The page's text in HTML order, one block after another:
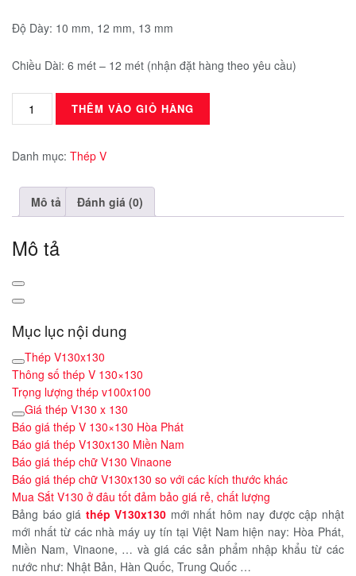
Độ Dày: 10 mm, 12 mm, 13 mm
Chiều Dài: 6 mét – 12 mét (nhận đặt hàng theo yêu cầu)
Thép
lượng
THÊM VÀO GIỎ HÀNG
Danh mục: Thép V
Mô tả Đánh giá (0)
Mô tả
Mục lục nội dung
Thép V130x130
Thông số thép V 130×130
Trọng lượng thép v100x100
Giá thép V130 x 130
Báo giá thép V 130×130 Hòa Phát
Báo giá thép V130x130 Miền Nam
Báo giá thép chữ V130 Vinaone
Báo giá thép chữ V130x130 so với các kích thước khác
Mua Sắt V130 ở đâu tốt đảm bảo giá rẻ, chất lượng
Bảng báo giá thép V130x130 mới nhất hôm nay được cập nhật
mới nhất từ các nhà máy uy tín tại Việt Nam hiện nay: Hòa Phát,
Miền Nam, Vinaone, … và giá các sản phẩm nhập khẩu từ các
nước như: Nhật Bản, Hàn Quốc, Trung Quốc …